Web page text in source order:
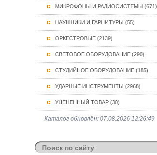
МИКРОФОНЫ И РАДИОСИСТЕМЫ (671)
НАУШНИКИ И ГАРНИТУРЫ (55)
ОРКЕСТРОВЫЕ (2139)
СВЕТОВОЕ ОБОРУДОВАНИЕ (290)
СТУДИЙНОЕ ОБОРУДОВАНИЕ (185)
УДАРНЫЕ ИНСТРУМЕНТЫ (2968)
УЦЕНЕННЫЙ ТОВАР (30)
Каталог обновлён: 07.08.2026 12:26:49